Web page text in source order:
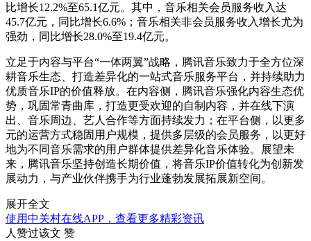
比增长12.2%至65.1亿元。其中，音乐相关会员服务收入达
45.7亿元，同比增长6.6%；音乐相关非会员服务收入增长尤为
强劲，同比增长28.0%至19.4亿元。
立足于内容与平台“一体两翼”战略，腾讯音乐致力于全方位深
耕音乐生态、打造差异化的一站式音乐服务平台，并持续助力
优质音乐IP的价值释放。在内容侧，腾讯音乐强化内容生态优
势，巩固常青曲库，打造更受欢迎的自制内容，并在线下演
出、音乐周边、艺人合作等方面持续发力；在平台侧，以更多
元的运营方式稳固用户规模，提供多层级的会员服务，以更好
地为不同音乐需求的用户群体提供差异化音乐体验。展望未
来，腾讯音乐坚持创造长期价值，将音乐IP价值转化为创新发
展动力，与产业伙伴携手为行业蓬勃发展拓展新空间。
展开全文
使用中关村在线APP，查看更多精彩资讯
人赞过该文 赞